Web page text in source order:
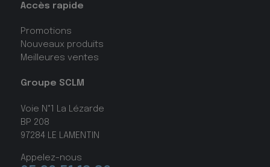
Accès rapide
Promotions
Nouveaux produits
Meilleures ventes
Groupe SCLM
Voie N°1 La Lézarde
BP 208
97284 LE LAMENTIN
Appelez-nous